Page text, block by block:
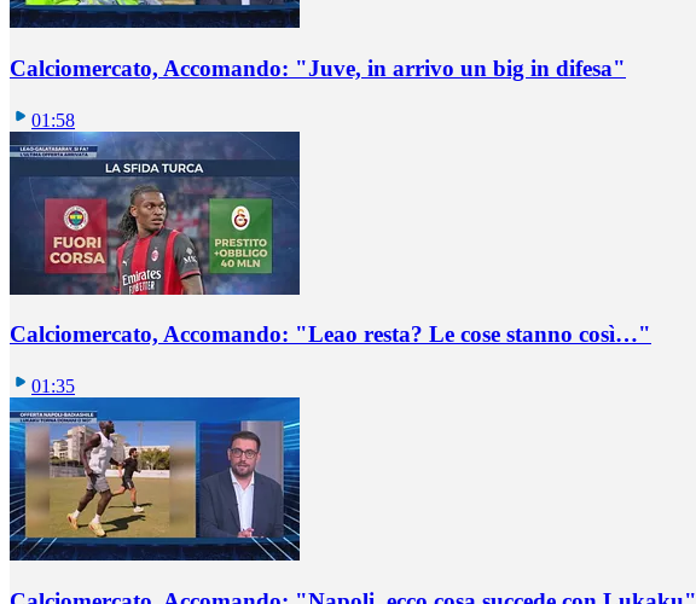
Calciomercato, Accomando: "Juve, in arrivo un big in difesa"
01:58
Calciomercato, Accomando: "Leao resta? Le cose stanno così…"
01:35